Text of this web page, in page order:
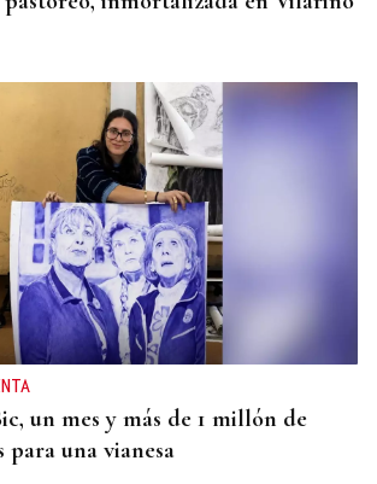
un mes y más de 1 millón de
para una vianesa